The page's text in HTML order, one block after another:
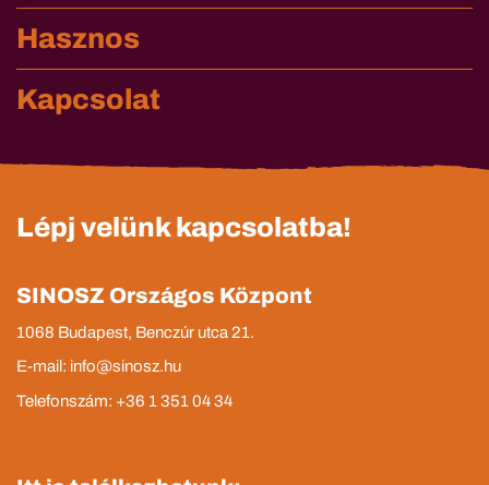
Hasznos
Kapcsolat
Lépj velünk kapcsolatba!
SINOSZ Országos Központ
1068 Budapest, Benczúr utca 21.
E-mail: info@sinosz.hu
Telefonszám: +36 1 351 04 34